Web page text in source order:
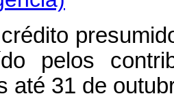
pelos
até 31 de